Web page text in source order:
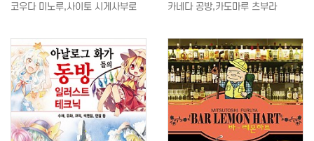
코우다 미노루,사이토 시게사부로 카네다 공방,카도마루 츠부라